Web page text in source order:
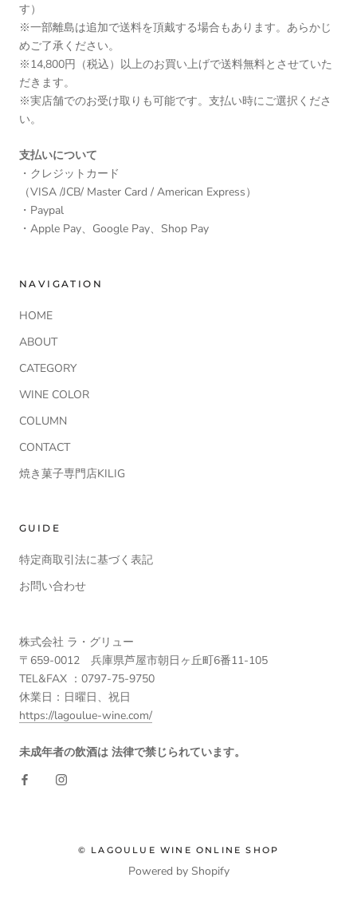
す）
※一部離島は追加で送料を頂戴する場合もあります。あらかじ
めご了承ください。
※14,800円（税込）以上のお買い上げで送料無料とさせていた
だきます。
※実店舗でのお受け取りも可能です。支払い時にご選択くださ
い。
支払いについて
・クレジットカード
（VISA /JCB/ Master Card / American Express）
・Paypal
・Apple Pay、Google Pay、Shop Pay
NAVIGATION
HOME
ABOUT
CATEGORY
WINE COLOR
COLUMN
CONTACT
焼き菓子専門店KILIG
GUIDE
特定商取引法に基づく表記
お問い合わせ
株式会社 ラ・グリュー
〒659-0012 兵庫県芦屋市朝日ヶ丘町6番11-105
TEL&FAX ：0797-75-9750
休業日：日曜日、祝日
https://lagoulue-wine.com/
未成年者の飲酒は 法律で禁じられています。
© LAGOULUE WINE ONLINE SHOP
Powered by Shopify